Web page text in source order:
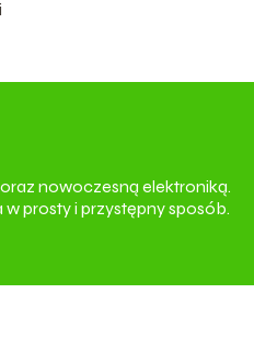
nowoczesną elektroniką.
prosty i przystępny sposób.